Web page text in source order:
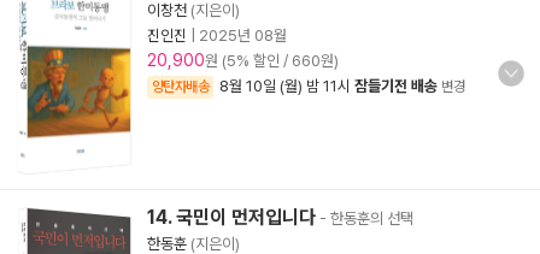
이창천 (지은이)
진인진
2025년 08월
20,900원 (5% 할인 / 660원)
양탄자배송 8월 10일 (월) 밤 11시 잠들기전 배송 변경
14. 국민이 먼저입니다 - 한동훈의 선택
한동훈 (지은이)